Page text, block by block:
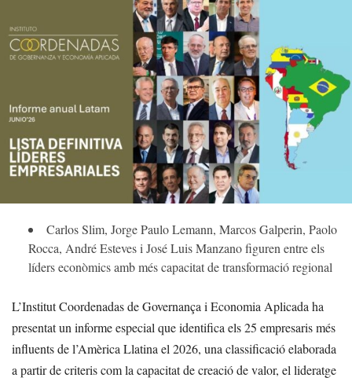
Carlos Slim, Jorge Paulo Lemann, Marcos Galperin, Paolo
Rocca, André Esteves i José Luis Manzano figuren entre els
líders econòmics amb més capacitat de transformació regional
L’Institut Coordenadas de Governança i Economia Aplicada ha
presentat un informe especial que identifica els 25 empresaris més
influents de l’Amèrica Llatina el 2026, una classificació elaborada
a partir de criteris com la capacitat de creació de valor, el lideratge